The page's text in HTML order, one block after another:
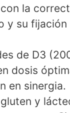
la
y su fijación
de D3
dosis
en sinergia.
y